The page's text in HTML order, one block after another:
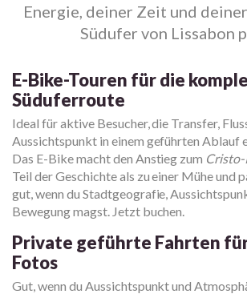
Energie, deiner Zeit und
Südufer von Lissabon
E-Bike-Touren für die
Süduferroute
Ideal für aktive Besucher, die Transfer,
Aussichtspunkt in einem geführten Ablauf
Das E-Bike macht den Anstieg zum Cristo-
Teil der Geschichte als zu einer Mühe und
gut, wenn du Stadtgeografie,
Bewegung magst. Jetzt buchen.
Private geführte Fahrten
Fotos
Gut, wenn du Aussichtspunkt und